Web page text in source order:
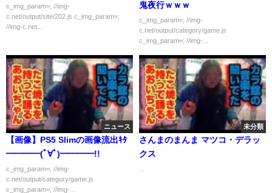
c_img_param=; //img-
c.net/output/site/202.js c_img_param=;
//img-c.net...
鬼夜行ｗｗｗ
c_img_param=; //img-
c.net/output/category/game.js
c_img_param=; //img-...
ニュース
【画像】PS5 Slimの画像流出ｷﾀ
━━━━(ﾟ∀ﾟ)━━━━!!
c_img_param=; //img-
c.net/output/category/game.js
c_img_param=; //img-...
未分類
さんまのまんま マツコ・デラッ
クス